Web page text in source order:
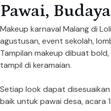
Pawai,
Makeup karnaval Malang di
agustusan, event sekolah,
Tampilan makeup dibuat
tampil di keramaian.
Setiap look dapat
baik untuk pawai desa, acara